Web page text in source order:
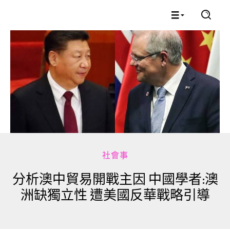
社會事
分析澳中貿易開戰主因 中國學者:澳
洲缺獨立性 遭美國反華戰略引導